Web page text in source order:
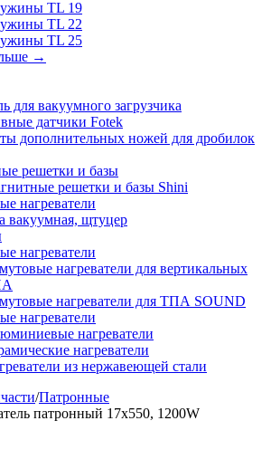
TL 19
TL 22
TL 25
→
для вакуумного загрузчика
датчики Fotek
дополнительных ножей для дробилок
решетки и базы
решетки и базы Shini
нагреватели
вакуумная, щтуцер
нагреватели
нагреватели для вертикальных
нагреватели для ТПА SOUND
нагреватели
нагреватели
нагреватели
из нержавеющей стали
/Патронные
патронный 17х550, 1200W